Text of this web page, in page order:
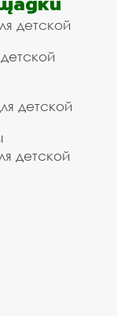
детской
детской
детской